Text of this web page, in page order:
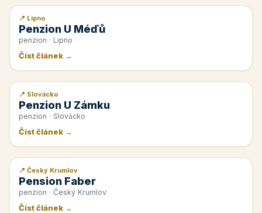
📰 PR článek
📍 Lipno
Penzion U Méďů
penzion · Lipno
Číst článek →
📰 PR článek
📍 Slovácko
Penzion U Zámku
penzion · Slovácko
Číst článek →
📰 PR článek
📍 Český Krumlov
Pension Faber
penzion · Český Krumlov
Číst článek →